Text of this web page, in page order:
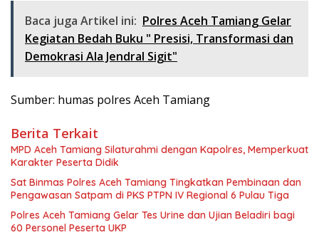
Baca juga Artikel ini: Polres Aceh Tamiang Gelar
Kegiatan Bedah Buku " Presisi, Transformasi dan
Demokrasi Ala Jendral Sigit"
Sumber: humas polres Aceh Tamiang
Berita Terkait
MPD Aceh Tamiang Silaturahmi dengan Kapolres, Memperkuat
Karakter Peserta Didik
Sat Binmas Polres Aceh Tamiang Tingkatkan Pembinaan dan
Pengawasan Satpam di PKS PTPN IV Regional 6 Pulau Tiga
Polres Aceh Tamiang Gelar Tes Urine dan Ujian Beladiri bagi
60 Personel Peserta UKP